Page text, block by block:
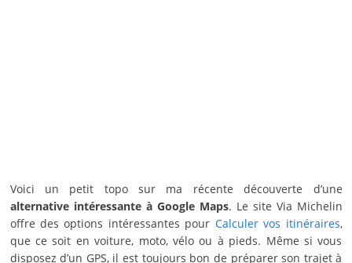
Voici un petit topo sur ma récente découverte d’une
alternative intéressante à Google Maps. Le site Via Michelin
offre des options intéressantes pour Calculer vos itinéraires,
que ce soit en voiture, moto, vélo ou à pieds. Même si vous
disposez d’un GPS, il est toujours bon de préparer son trajet à